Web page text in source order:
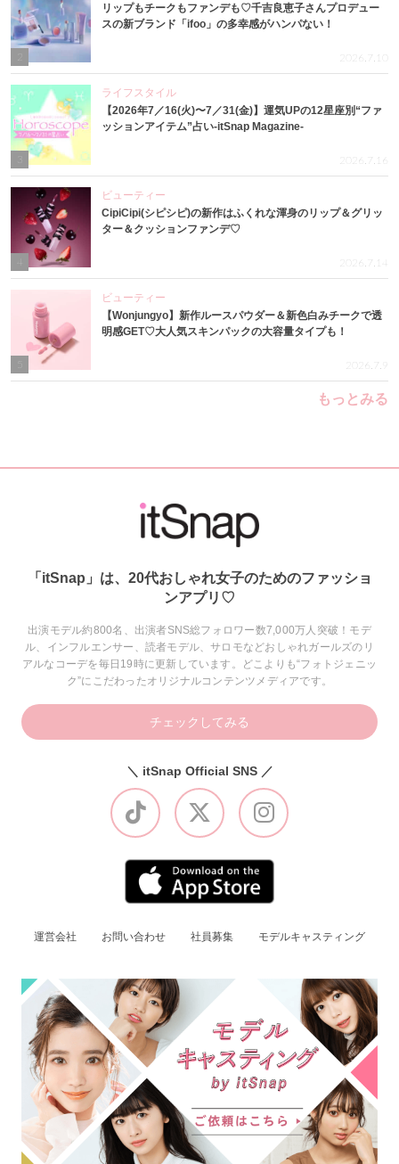
リップもチークもファンデも♡千吉良恵子さんプロデュー
スの新ブランド「ifoo」の多幸感がハンパない！
2026.7.10
3
ライフスタイル
【2026年7／16(火)〜7／31(金)】運気UPの12星座別“ファ
ッションアイテム”占い-itSnap Magazine-
2026.7.16
4
ビューティー
CipiCipi(シピシピ)の新作はふくれな渾身のリップ＆グリッ
ター＆クッションファンデ♡
2026.7.14
ビューティー
【Wonjungyo】新作ルースパウダー＆新色白みチークで透
明感GET♡大人気スキンパックの大容量タイプも！
2026.7.9
もっとみる
「itSnap」は、20代おしゃれ女子のためのファッショ
ンアプリ♡
出演モデル約800名、出演者SNS総フォロワー数7,000万人突破！モデ
ル、インフルエンサー、読者モデル、サロモなどおしゃれガールズのリ
アルなコーデを毎日19時に更新しています。どこよりも“フォトジェニッ
ク”にこだわったオリジナルコンテンツメディアです。
チェックしてみる
＼ itSnap Official SNS ／
運営会社 お問い合わせ 社員募集 モデルキャスティング